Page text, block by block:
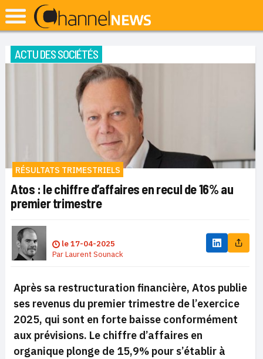
ACTU DES SOCIÉTÉS
RÉSULTATS TRIMESTRIELS
Atos : le chiffre d’affaires en recul de 16% au
premier trimestre
le17-04-2025
ParLaurent Sounack
Après sa restructuration financière, Atos publie
ses revenus du premier trimestre de l’exercice
2025, qui sont en forte baisse conformément
aux prévisions. Le chiffre d’affaires en
organique plonge de 15,9% pour s’établir à